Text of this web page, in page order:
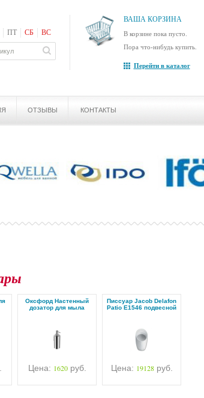
ПТ СБ ВС
ВАША КОРЗИНА
В корзине пока пусто.
Пора что-нибудь купить.
Перейти в каталог
ОТЗЫВЫ КОНТАКТЫ
Оксфорд Настенный
дозатор для мыла
Цена: 1620руб.
Писсуар Jacob Delafon
Patio E1546 подвесной
Цена: 19128руб.